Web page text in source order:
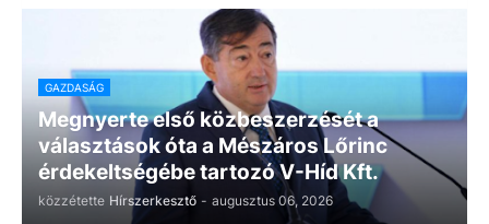
GAZDASÁG
Megnyerte első közbeszerzését a
választások óta a Mészáros Lőrinc
érdekeltségébe tartozó V-Híd Kft.
közzétette Hírszerkesztő - augusztus 06, 2026